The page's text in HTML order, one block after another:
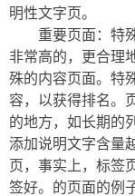
明性文字页。
重要页面：特
非常高的，更合理
殊的内容页面。特
容，以获得排名。
的地方，如长期的
添加说明文字含量
页，事实上，标签
签好。的页面的例